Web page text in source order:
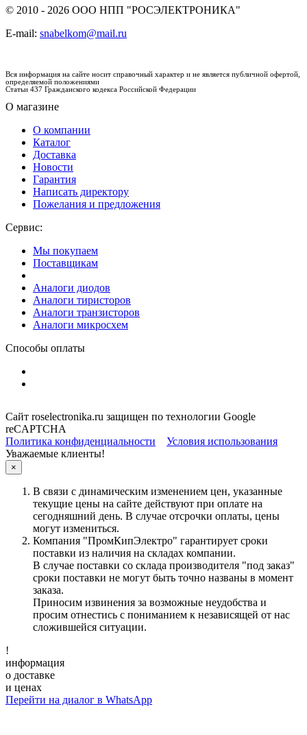
© 2010 - 2026 ООО НПП "РОСЭЛЕКТРОНИКА"
E-mail: snabelkom@mail.ru
Вся информация на сайте носит справочный характер и не является публичной офертой,
определяемой положениями
Статьи 437 Гражданского кодекса Российской Федерации
О магазине
О компании
Каталог
Доставка
Новости
Гарантия
Написать директору
Пожелания и предложения
Сервис:
Мы покупаем
Поставщикам
Аналоги диодов
Аналоги тиристоров
Аналоги транзисторов
Аналоги микросхем
Способы оплаты
Сайт roselectronika.ru защищен по технологии Google
reCAPTCHA
Политика конфиденциальности
Условия использования
Уважаемые клиенты!
×
В связи с динамическим изменением цен, указанные
текущие цены на сайте действуют при оплате на
сегодняшний день. В случае отсрочки оплаты, цены
могут измениться.
Компания "ПромКипЭлектро" гарантирует сроки
поставки из наличия на складах компании.
В случае поставки со склада производителя "под заказ"
сроки поставки не могут быть точно названы в момент
заказа.
Приносим извинения за возможные неудобства и
просим отнестись с пониманием к независящей от нас
сложившейся ситуации.
!
информация
о доставке
и ценах
Перейти на диалог в WhatsApp